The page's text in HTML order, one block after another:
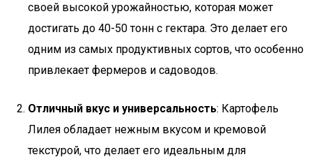
своей высокой урожайностью, которая может
достигать до 40-50 тонн с гектара. Это делает его
одним из самых продуктивных сортов, что особенно
привлекает фермеров и садоводов.
Отличный вкус и универсальность: Картофель
Лилея обладает нежным вкусом и кремовой
текстурой, что делает его идеальным для